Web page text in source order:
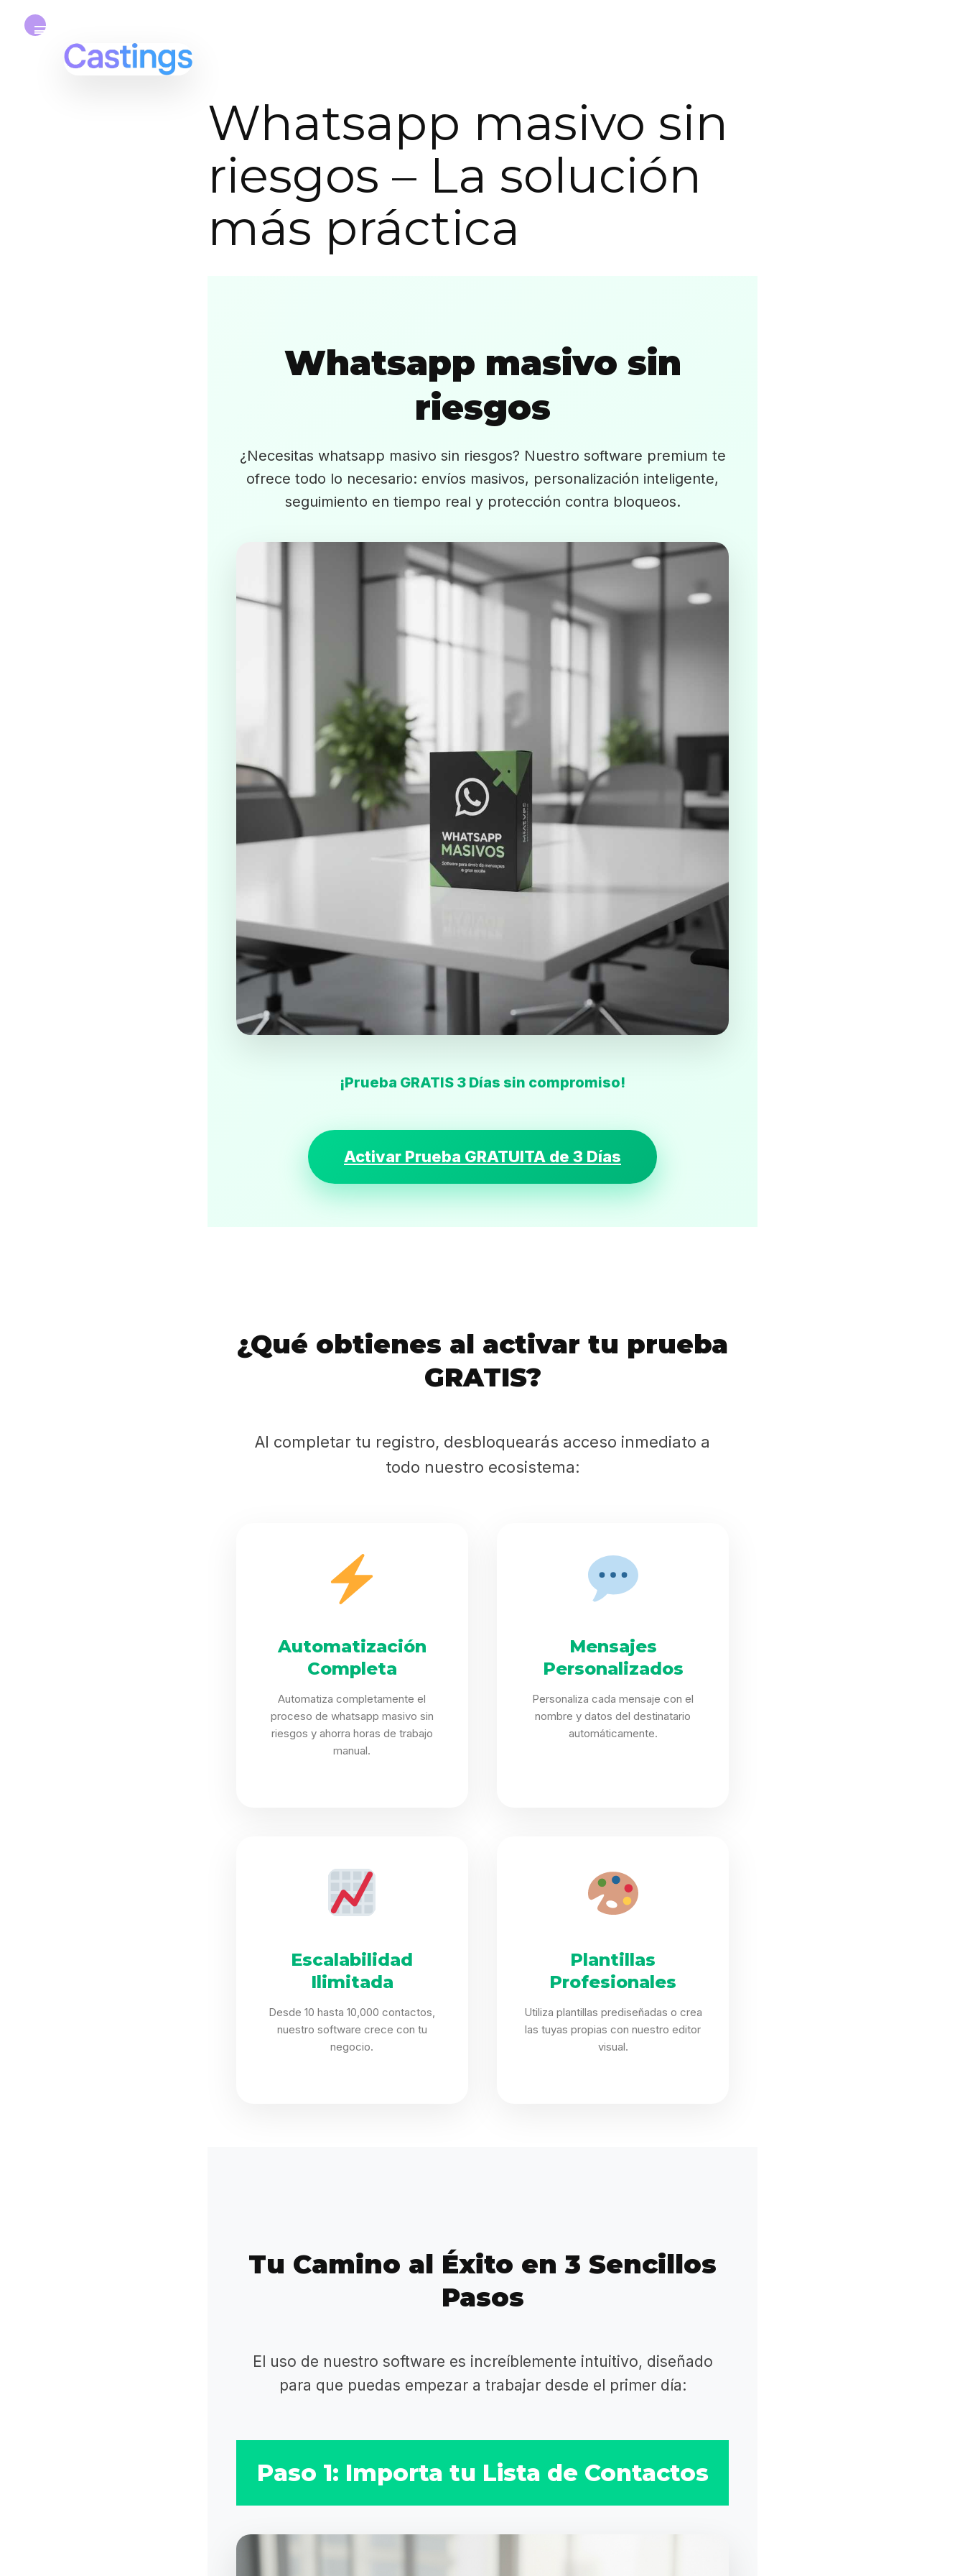
Casting
Sabritas
Casting
HolliKids
Contacto
Whatsapp masivo sin
riesgos – La solución
más práctica
Whatsapp masivo sin
riesgos
¿Necesitas whatsapp masivo sin riesgos? Nuestro software premium te
ofrece todo lo necesario: envíos masivos, personalización inteligente,
seguimiento en tiempo real y protección contra bloqueos.
¡Prueba GRATIS 3 Días sin compromiso!
Activar Prueba GRATUITA de 3 Días
¿Qué obtienes al activar tu prueba
GRATIS?
Al completar tu registro, desbloquearás acceso inmediato a
todo nuestro ecosistema:
Automatización
Completa
Automatiza completamente el
proceso de whatsapp masivo sin
riesgos y ahorra horas de trabajo
manual.
Mensajes
Personalizados
Personaliza cada mensaje con el
nombre y datos del destinatario
automáticamente.
Escalabilidad
Ilimitada
Desde 10 hasta 10,000 contactos,
nuestro software crece con tu
negocio.
Plantillas
Profesionales
Utiliza plantillas prediseñadas o crea
las tuyas propias con nuestro editor
visual.
Tu Camino al Éxito en 3 Sencillos
Pasos
El uso de nuestro software es increíblemente intuitivo, diseñado
para que puedas empezar a trabajar desde el primer día:
Paso 1: Importa tu Lista de Contactos